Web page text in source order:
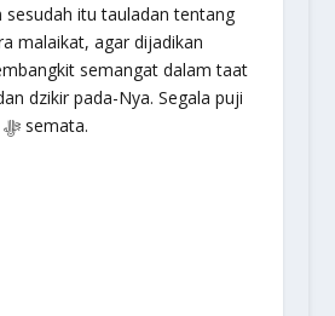
sesudah itu tauladan tentang
malaikat, agar dijadikan
semangat dalam taat
hanya milik Allah ﷻ semata.